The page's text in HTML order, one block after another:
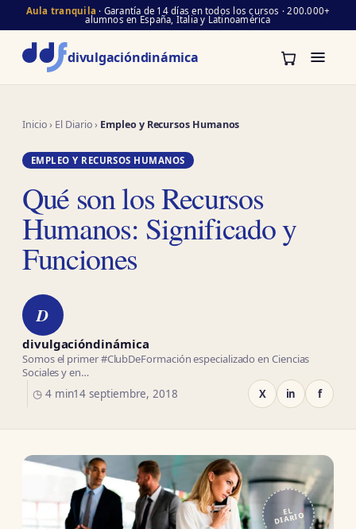
Aula tranquila · Garantía de 14 días en todos los cursos · 200.000+
alumnos en España, Italia y Latinoamérica
divulgacióndinámica
Inicio› El Diario› Empleo y Recursos Humanos
EMPLEO Y RECURSOS HUMANOS
Qué son los Recursos
Humanos: Significado y
Funciones
D
divulgacióndinámica
Somos el primer #ClubDeFormación especializado en Ciencias
Sociales y en…
◷ 4 min14 septiembre, 2018 X in f
EL
DIARIO